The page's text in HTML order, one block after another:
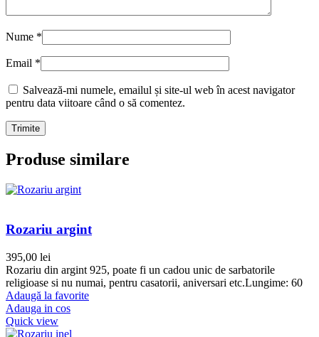
Nume *
Email *
Salvează-mi numele, emailul și site-ul web în acest navigator
pentru data viitoare când o să comentez.
Produse similare
Rozariu argint
395,00 lei
Rozariu din argint 925, poate fi un cadou unic de sarbatorile
religioase si nu numai, pentru casatorii, aniversari etc.Lungime: 60
Adaugă la favorite
Adauga in cos
Quick view